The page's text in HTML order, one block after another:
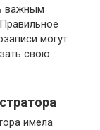
важным
могут
свою
имела